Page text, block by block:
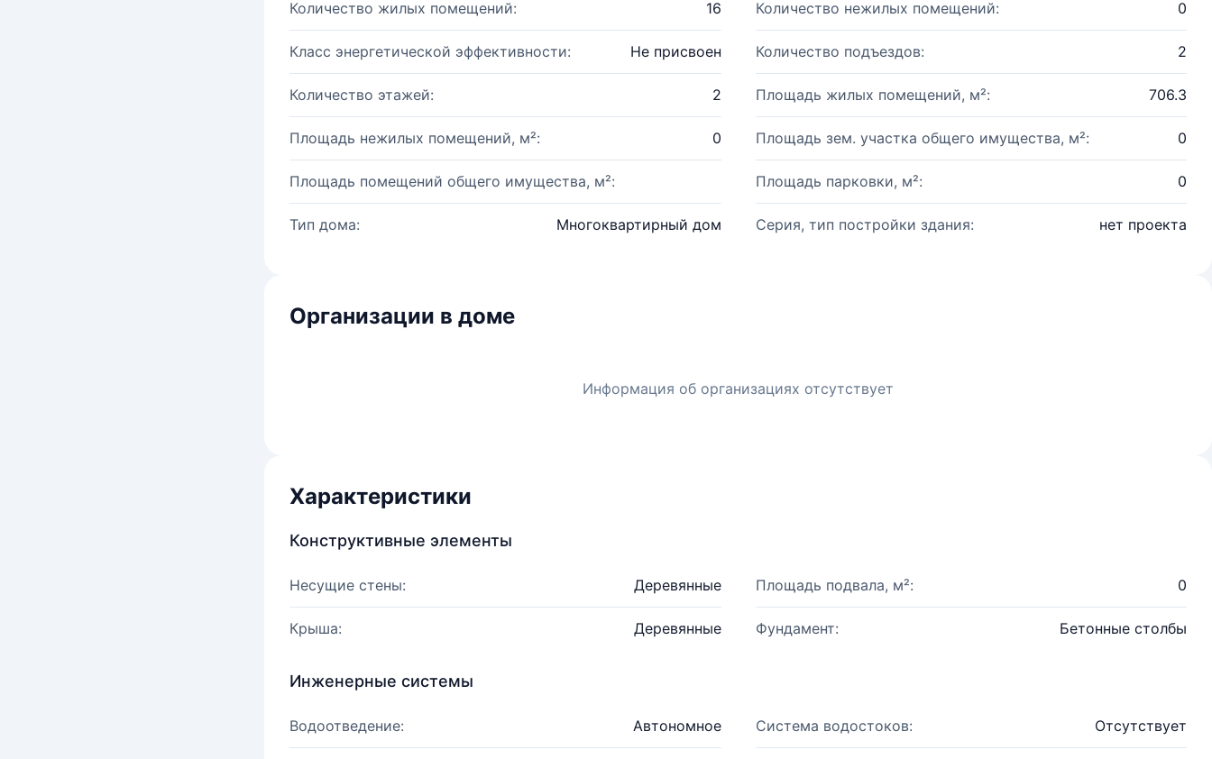
Количество жилых помещений: 16 Количество нежилых помещений: 0
Класс энергетической эффективности: Не присвоен Количество подъездов: 2
Количество этажей: 2 Площадь жилых помещений, м²: 706.3
Площадь нежилых помещений, м²: 0 Площадь зем. участка общего имущества, м²: 0
Площадь помещений общего имущества, м²: Площадь парковки, м²: 0
Тип дома: Многоквартирный дом Серия, тип постройки здания: нет проекта
Организации в доме
Информация об организациях отсутствует
Характеристики
Конструктивные элементы
Несущие стены: Деревянные Площадь подвала, м²: 0
Крыша: Деревянные Фундамент: Бетонные столбы
Инженерные системы
Водоотведение: Автономное Система водостоков: Отсутствует